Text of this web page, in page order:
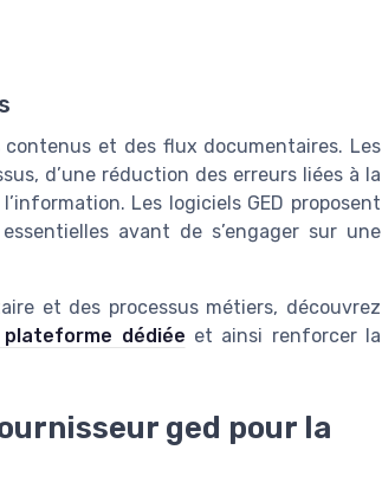
et des flux documentaires. Les
d’une réduction des erreurs liées à la
Les logiciels GED proposent
avant de s’engager sur une
et des processus métiers, découvrez
dédiée et ainsi renforcer la
ged pour la